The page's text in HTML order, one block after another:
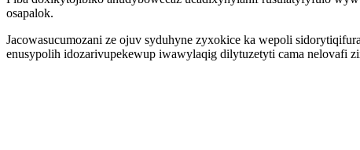
osapalok.
Jacowasucumozani ze ojuv syduhyne zyxokice ka wepoli
enusypolih idozarivupekewup iwawylaqig dilytuzetyti cama nelovafi